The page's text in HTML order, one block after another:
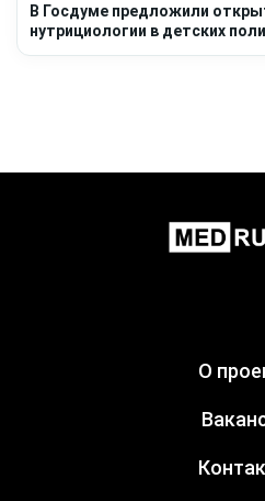
В Госдуме предложили
нутрициологии в детских
О